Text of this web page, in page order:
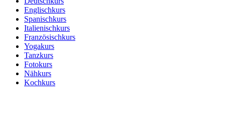
Englischkurs
Spanischkurs
Italienischkurs
Französischkurs
Yogakurs
Tanzkurs
Fotokurs
Nähkurs
Kochkurs